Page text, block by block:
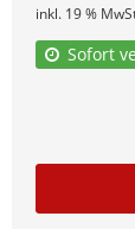
inkl. 19 %
Sofort